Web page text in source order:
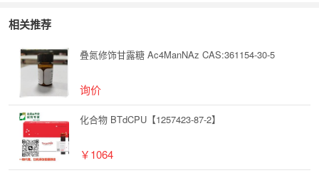
相关推荐
叠氮修饰甘露糖 Ac4ManNAz CAS:361154-30-5
询价
化合物 BTdCPU【1257423-87-2】
￥1064